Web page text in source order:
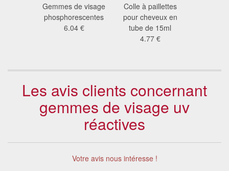
Gemmes de visage
phosphorescentes
6.04 €
Colle à paillettes
pour cheveux en
tube de 15ml
4.77 €
Les avis clients concernant
gemmes de visage uv
réactives
Votre avis nous intéresse !